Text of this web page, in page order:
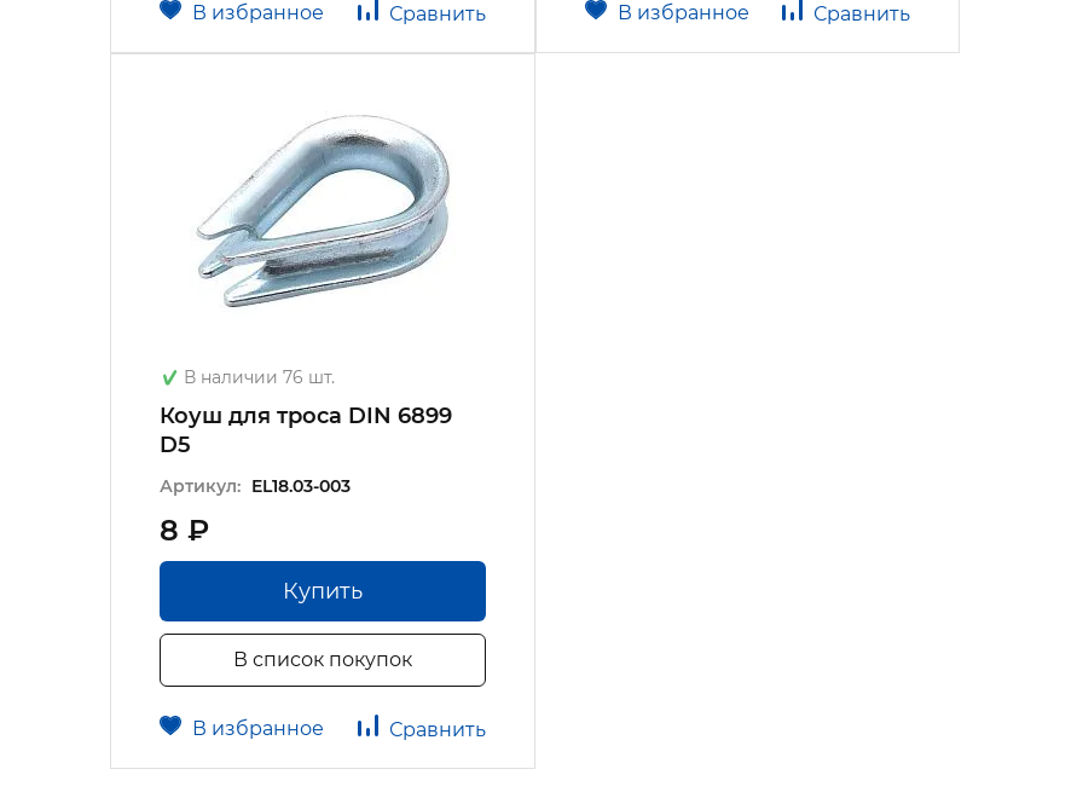
В избранное Сравнить В избранное Сравнить
В наличии 76 шт.
Коуш для троса DIN 6899
D5
Артикул: EL18.03-003
8 ₽
Купить
В список покупок
В избранное Сравнить